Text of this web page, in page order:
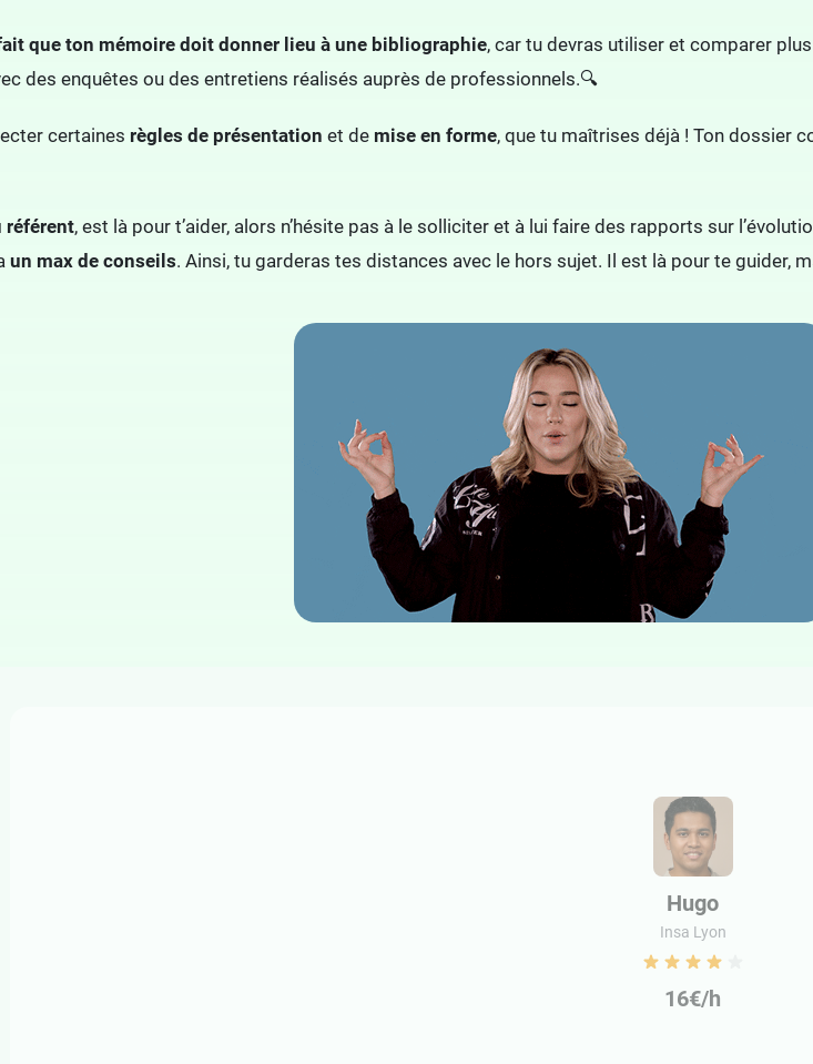
que ton mémoire doit donner lieu à une bibliographie, car tu devras utiliser et comparer
des enquêtes ou des entretiens réalisés auprès de professionnels.🔍
certaines règles de présentation et de mise en forme, que tu maîtrises déjà ! Ton dossier
référent, est là pour t’aider, alors n’hésite pas à le solliciter et à lui faire des rapports sur
un max de conseils. Ainsi, tu garderas tes distances avec le hors sujet. Il est là pour te guider,
Hugo
Insa Lyon
16€/h